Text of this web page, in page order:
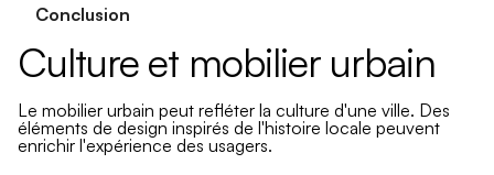
Conclusion
Culture et mobilier urbain
Le mobilier urbain peut refléter la culture d'une ville. Des
éléments de design inspirés de l'histoire locale peuvent
enrichir l'expérience des usagers.